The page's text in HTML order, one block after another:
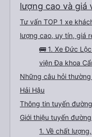
lượng cao và giá
Tư vấn TOP 1 xe
lượng cao, uy tín, giá
🚌 1. Xe Đức
viện Đa khoa
Những câu hỏi
Hải Hậu
Thông tin tuyến đường
Giới thiệu tuyến
1. Về chất